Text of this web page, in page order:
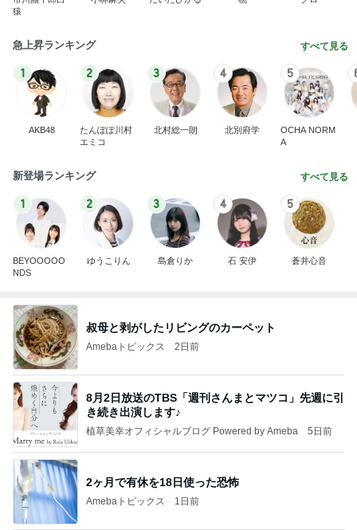
猿
急上昇ランキング すべて見る
1
AKB48
2
たんぽぽ川村
エミコ
3
北村総一朗
4
北別府学
5
OCHA NORM
A
新登場ランキング すべて見る
1
BEYOOOOO
NDS
2
ゆうこりん
3
島倉りか
4
石 安伊
5
蒼井心音
叔母と剥がしたリビングのカーペット
Amebaトピックス 2日前
8月2日放送のTBS「週刊さんまとマツコ」先週に引
き続き出演します♪
植草美幸オフィシャルブログ Powered by Ameba 5日前
2ヶ月で有休を18日使った恐怖
Amebaトピックス 1日前